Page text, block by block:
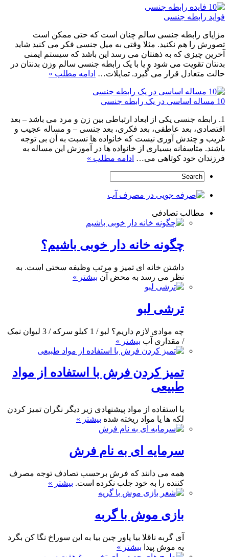
فواید رابطه جنسی
مزایای رابطه جنسی سالم چنان است که حتی ممکن است
تصورش را هم نکنید. مثلا وقتی به میل جنسی فکر می کنید شاید
آخرین چیزی که به ذهنتان می رسد این باشد که سیستم ایمنی
بدنتان تقویت می شود و یا با یک رابطه جنسی سالم وزن بدنتان در
حالت متعادل قرار می گیرد. تمایلات… ادامه مطلب »
10 مساله اساسی در یک رابطه جنسی
1. رابطه جنسی یکی از ابعاد ارتباطی بین زن و مرد می باشد – بعد
اقتصادی، بعد عاطفی، بعد فکری، بعد جنسی – و مساله عجیب و
غریب و چندش آوری نیست که خانواده ها نسبت به آن بی توجه
باشند. متاسفانه بسیاری از خانواده ها در آموزش این مساله به
فرزندان خود کوتاهی می… ادامه مطلب »
مطالب تصادفی
چگونه خانه دار خوبی باشیم؟
داشتن خانه ای تمیز و مرتب وظیفه سختی است. به
نظر می رسد به محض آن بیشتر »
ترشی لبو
چه موادی لازم داریم؟ لبو / 1 کیلو سرکه / 3 لیوان نمک
/ مقداری آب بیشتر »
تمیز کردن فرش با استفاده از مواد
طبیعی
با استفاده از مواد پیشنهادی زیر دیگر نگران تمیز کردن
لکه ها یا مواد ریخته شده بیشتر »
سرمایه ای به نام فرش
همه می دانند که فرش برحسب تصادف توجه مصرف
کننده را به خود جلب نکرده است. بیشتر »
بازی موش با گربه
آی گربه ناقلا بیا پاور چین بیا به این سوراخ نگا کن بگرد
یه موش پیدا بیشتر »